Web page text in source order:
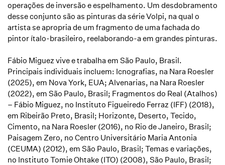
operações de inversão e espelhamento. Um desdobramento
desse conjunto são as pinturas da sérieVolpi, na qual o
artista se apropria de um fragmento de uma fachada do
pintor ítalo-brasileiro, reelaborando-a em grandes pinturas.
Fábio Miguez vive e trabalha em São Paulo, Brasil.
Principais individuais incluem: Icnografias, na Nara Roesler
(2025), em Nova York, EUA; Alvenarias, na Nara Roesler
(2022), em São Paulo, Brasil; Fragmentos do Real (Atalhos)
– Fábio Miguez, no Instituto Figueiredo Ferraz (IFF) (2018),
em Ribeirão Preto, Brasil; Horizonte, Deserto, Tecido,
Cimento, na Nara Roesler (2016), no Rio de Janeiro, Brasil;
Paisagem Zero, no Centro Universitário Maria Antonia
(CEUMA) (2012), em São Paulo, Brasil; Temas e variações,
no Instituto Tomie Ohtake (ITO) (2008), São Paulo, Brasil;